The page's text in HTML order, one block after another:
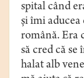
spital când
şi îmi
română. Era
să cred că
halat alb